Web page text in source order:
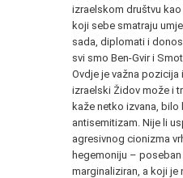
izraelskom društvu
koji sebe smatraju
sada, diplomati i
svi smo Ben-Gvir i
Ovdje je važna pozicija
izraelski Židov može i
kaže netko izvana,
antisemitizam. Nije li
agresivnog cionizma
hegemoniju –
marginaliziran, a koji je